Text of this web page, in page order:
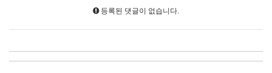
등록된 댓글이 없습니다.